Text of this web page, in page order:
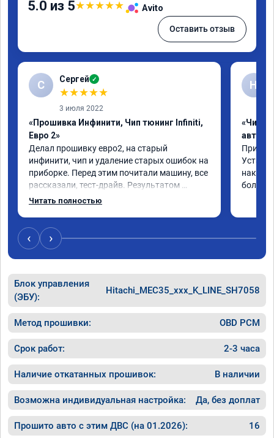
5.0 из 5★★★★★ Avito
Оставить отзыв
С Сергей ✓
★★★★★
3 июля 2022
«Прошивка Инфинити, Чип тюнинг Infiniti,
Евро 2»
Делал прошивку евро2, на старый
инфинити, чип и удаление старых ошибок на
приборке. Перед этим почитали машину, все
рассказали, тест-драйв. Результатом
доволен, расход упал, машина стала еще
Читать полностью
Н
«Чип
накат
‹ ›
Блок управления
(ЭБУ):
Hitachi_MEC35_xxx_K_LINE_SH7058
Метод прошивки: OBD PCM
Срок работ: 2-3 часа
Наличие откатанных прошивок: В наличии
Возможна индивидуальная настройка: Да, без доплат
Прошито авто с этим ДВС (на 01.2026): 16